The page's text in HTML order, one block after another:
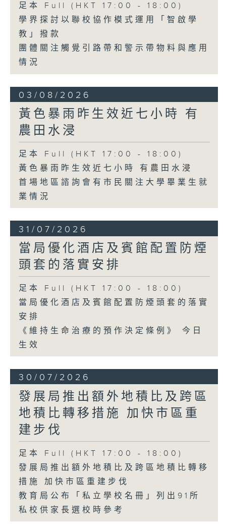
足本 Full (HKT 17:00 - 18:00)
學界探討以聯校協作模式運用「智啟學
教」撥款
團體關注觸覺引路帶和警示帶物料與應用
情況
03/08/2026
黃色暴雨昨生效近七小時 有
農田水浸
足本 Full (HKT 17:00 - 18:00)
黃色暴雨昨生效近七小時 有農田水浸
首場地區諮詢會有市民關注大學畢業生就
業情況
31/07/2026
當局優化酒店及賓館配置防煙
頭套的落實安排
足本 Full (HKT 17:00 - 18:00)
當局優化酒店及賓館配置防煙頭套的落實
安排
《維持生命治療的預作決定條例》 今日
生效
30/07/2026
發展局推出額外地積比及跨區
地積比轉移措施 加快市區重
建步伐
足本 Full (HKT 17:00 - 18:00)
發展局推出額外地積比及跨區地積比轉移
措施 加快市區重建步伐
教育局公布「私立學校名冊」列出91所
私校供家長選校時參考